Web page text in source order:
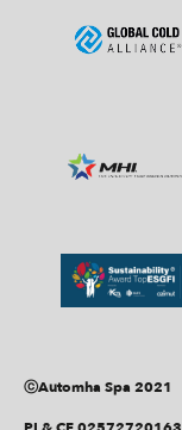
ⓒAutomha Spa 2021